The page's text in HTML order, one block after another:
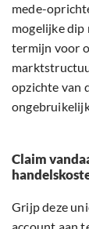
mede-
mogelijke dip
termijn voor
opzichte van
Claim
Grijp deze